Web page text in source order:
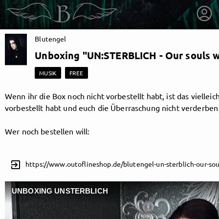
getnext to Blutengel
Blutengel
Unboxing "UN:STERBLICH - Our
MUSIK FREE
Wenn ihr die Box noch nicht vorbestellt habt, ist das
vorbestellt habt und euch die Überraschung nicht
Wer noch bestellen will:
exit_to_app
UNBOXING UNSTERBLICH